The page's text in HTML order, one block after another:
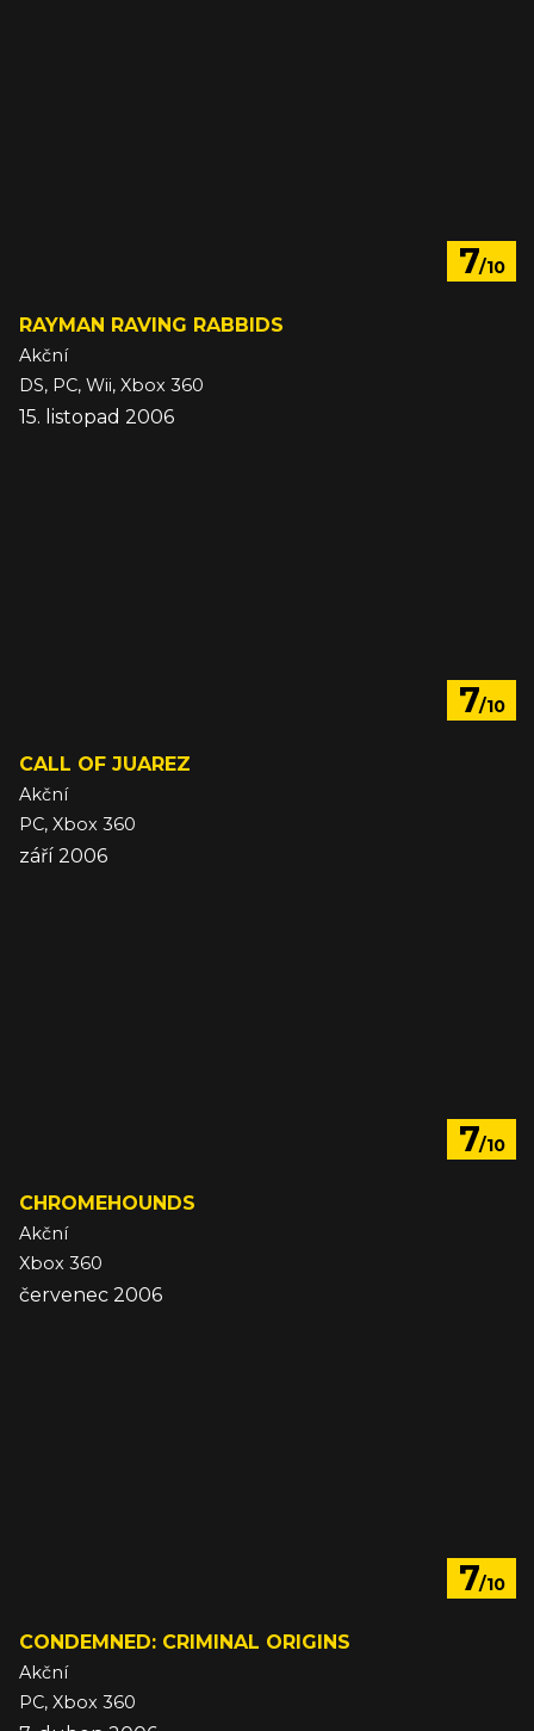
7/10
RAYMAN RAVING RABBIDS
Akční
DS, PC, Wii, Xbox 360
15. listopad 2006
7/10
CALL OF JUAREZ
Akční
PC, Xbox 360
září 2006
7/10
CHROMEHOUNDS
Akční
Xbox 360
červenec 2006
7/10
CONDEMNED: CRIMINAL ORIGINS
Akční
PC, Xbox 360